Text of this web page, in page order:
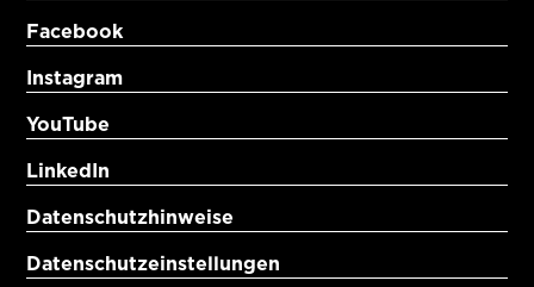
Facebook
Instagram
YouTube
LinkedIn
Datenschutzhinweise
Datenschutzeinstellungen